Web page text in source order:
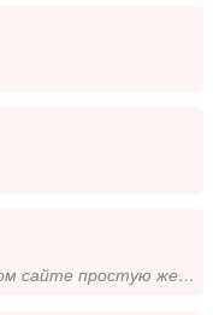
Хочу встретить на этом сайте простую женщину для серьзных отношений которая умеет ценить чувство и ласку и которая будит...